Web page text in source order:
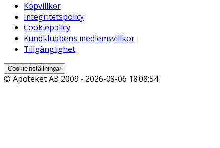
Köpvillkor
Integritetspolicy
Cookiepolicy
Kundklubbens medlemsvillkor
Tillgänglighet
Cookieinställningar
© Apoteket AB 2009 - 2026-08-06 18:08:54